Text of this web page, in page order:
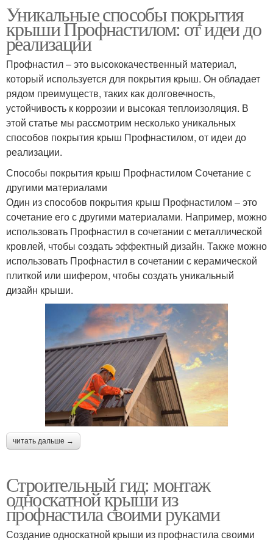
Уникальные способы покрытия
крыши Профнастилом: от идеи до
реализации
Профнастил – это высококачественный материал,
который используется для покрытия крыш. Он обладает
рядом преимуществ, таких как долговечность,
устойчивость к коррозии и высокая теплоизоляция. В
этой статье мы рассмотрим несколько уникальных
способов покрытия крыш Профнастилом, от идеи до
реализации.
Способы покрытия крыш Профнастилом Сочетание с
другими материалами
Один из способов покрытия крыш Профнастилом – это
сочетание его с другими материалами. Например, можно
использовать Профнастил в сочетании с металлической
кровлей, чтобы создать эффектный дизайн. Также можно
использовать Профнастил в сочетании с керамической
плиткой или шифером, чтобы создать уникальный
дизайн крыши.
читать дальше →
Строительный гид: монтаж
односкатной крыши из
профнастила своими руками
Создание односкатной крыши из профнастила своими